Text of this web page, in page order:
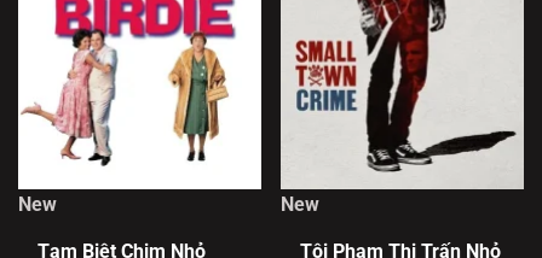
New
Tạm Biệt Chim Nhỏ
New
Tội Phạm Thị Trấn Nhỏ